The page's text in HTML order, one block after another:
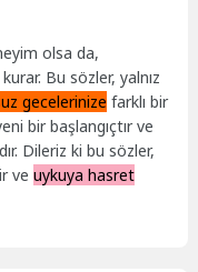
olsa da,
Bu sözler, yalnız
gecelerinize farklı bir
bir başlangıçtır ve
Dileriz ki bu sözler,
veuykuya hasret